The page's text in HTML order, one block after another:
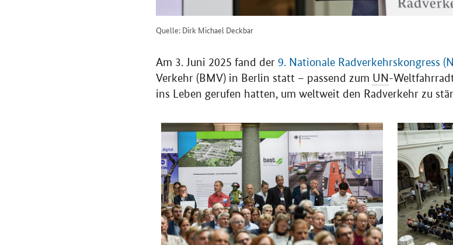
Quelle: Dirk Michael Deckbar
Am 3. Juni 2025 fand der 9. Nationale Radverkehrskongress
Verkehr (BMV) in Berlin statt – passend zum UN-
ins Leben gerufen hatten, um weltweit den Radverkehr zu